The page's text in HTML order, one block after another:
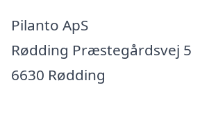
Pilanto ApS
Rødding Præstegårdsvej 5
6630 Rødding